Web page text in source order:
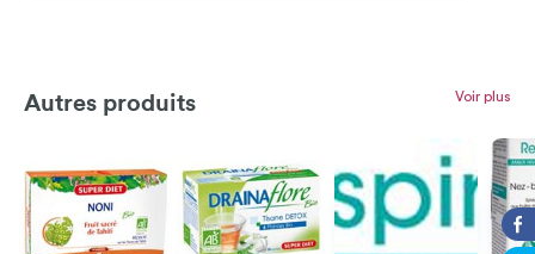
Autres produits Voir plus